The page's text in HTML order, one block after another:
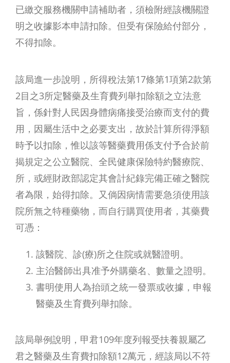
已繳交服務機關申請補助者，須檢附經該機關證
明之收據影本申請扣除。但受有保險給付部分，
不得扣除。
該局進一步說明，所得稅法第17條第1項第2款第
2目之3所定醫藥及生育費列舉扣除額之立法意
旨，係針對人民因身體病痛接受治療而支付的費
用，因屬生活中之必要支出，故於計算所得淨額
時予以扣除，惟以該等醫藥費用係支付予合於前
揭規定之公立醫院、全民健康保險特約醫療院、
所，或經財政部認定其會計紀錄完備正確之醫院
者為限，始得扣除。又倘因病情需要急須使用該
院所無之特種藥物，而自行購買使用者，其藥費
可憑：
該醫院、診(療)所之住院或就醫證明。
主治醫師出具准予外購藥名、數量之證明。
書明使用人為抬頭之統一發票或收據，申報
醫藥及生育費列舉扣除。
該局舉例說明，甲君109年度列報受扶養親屬乙
君之醫藥及生育費扣除額12萬元，經該局以不符